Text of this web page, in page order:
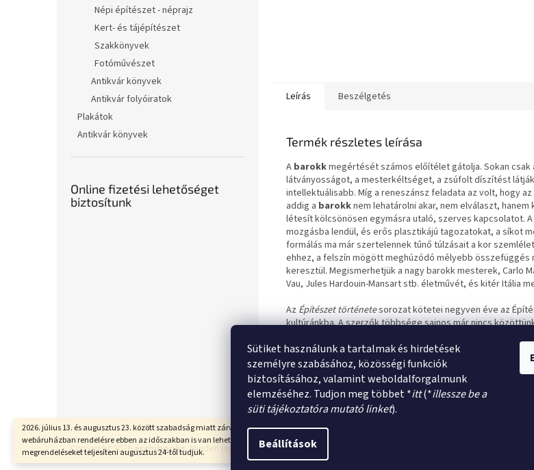
Sütiket használunk a tartalmak és hirdetések
személyre szabásához, közösségi funkciók
biztosításához, valamint weboldalforgalmunk
elemzéséhez. Tudjon meg többet *itt(*illessze be a
süti tájékoztatóra mutató linket).
Beállítások
2026. július 13. és augusztus 23. között szabadság miatt zárva vagyunk. A
webáruházban rendelésre ebben az időszakban is van lehetőség, de
megrendeléseket teljesíteni augusztus 24-től tudjuk.
Népi építészet - néprajz
Kert- és tájépítészet
Szakkönyvek
Fotóművészet
Antikvár könyvek
Antikvár folyóiratok
Plakátok
Antikvár könyvek
Online fizetési lehetőséget
biztosítunk
Leírás Beszélgetés
Termék részletes leírása
A barokkmegértését számos előítélet gátolja. Sokan
látványosságot, a mesterkéltséget, a zsúfolt díszítést
intellektuálisabb. Míg a reneszánsz feladata az volt, hogy
addig a barokknem lehatárolni akar, nem elválaszt, hanem
létesít kölcsönösen egymásra utaló, szerves kapcsolatot.
mozgásba lendül, és erős plasztikájú tagozatokat, a síkot
formálás ma már szertelennek tűnő túlzásait a kor
ehhez, a felszín mögött meghúzódó mélyebb
keresztül. Megismerhetjük a nagy barokk mesterek, Carlo
Vau, Jules Hardouin-Mansart stb. életművét, és kitér Itália
Az Építészet történetesorozat kötetei negyven éve az
kultúránkba. A szerzők többsége sajnos már nincs
Zádor Mihály a könyveken keresztül mégis velünk élnek
elevenségükből, amin átsüt a téma iránti
szellemi értéket és könyv formában, újra feldolgozva,
örökérvényűBarokk című könyve, amely két
Copyright 2026archibooks. Minden jog fenntartva.Süti beállítások szerkesztése